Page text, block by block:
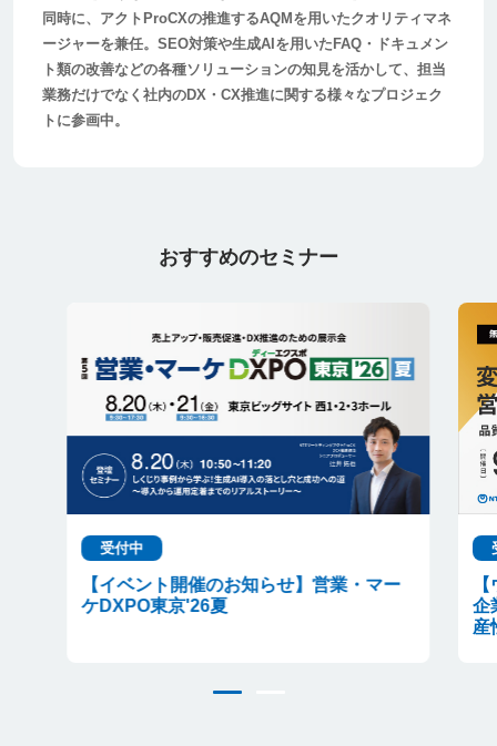
同時に、アクトProCXの推進するAQMを用いたクオリティマネ
ージャーを兼任。SEO対策や生成AIを用いたFAQ・ドキュメン
ト類の改善などの各種ソリューションの知見を活かして、担当
業務だけでなく社内のDX・CX推進に関する様々なプロジェク
トに参画中。
おすすめのセミナー
受付中
【イベント開催のお知らせ】営業・マー
ケDXPO東京'26夏
企
産